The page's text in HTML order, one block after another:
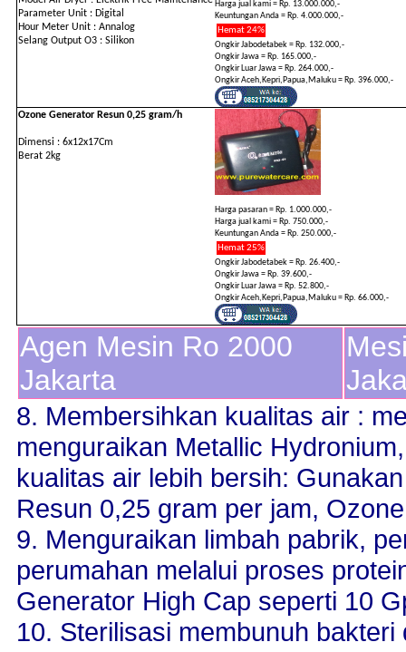
Parameter Unit : Digital
Hour Meter Unit : Annalog
Selang Output O3 : Silikon
Harga jual kami = Rp. 13.000.000,-
Keuntungan Anda = Rp. 4.000.000,-
Hemat 24%
Ongkir Jabodetabek = Rp. 132.000,-
Ongkir Jawa = Rp. 165.000,-
Ongkir Luar Jawa = Rp. 264.000,-
Ongkir Aceh,Kepri,Papua,Maluku = Rp. 396.000,-
Ozone Generator Resun 0,25 gram/h
Dimensi : 6x12x17Cm
Berat 2kg
Harga pasaran = Rp. 1.000.000,-
Harga jual kami = Rp. 750.000,-
Keuntungan Anda = Rp. 250.000,-
Hemat 25%
Ongkir Jabodetabek = Rp. 26.400,-
Ongkir Jawa = Rp. 39.600,-
Ongkir Luar Jawa = Rp. 52.800,-
Ongkir Aceh,Kepri,Papua,Maluku = Rp. 66.000,-
Agen Mesin Ro 2000
Jakarta
8. Membersihkan kualitas air :
menguraikan Metallic
kualitas air lebih bersih:
Resun 0,25 gram per jam,
9. Menguraikan limbah pabrik,
perumahan melalui proses
Generator High Cap seperti 10
10. Sterilisasi membunuh